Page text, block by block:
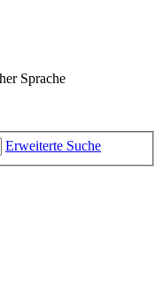
Sprache
Erweiterte Suche